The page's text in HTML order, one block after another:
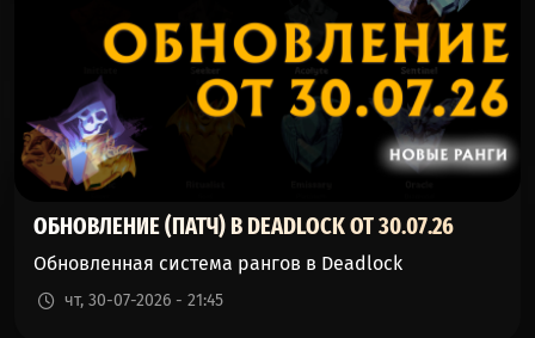
ОБНОВЛЕНИЕ (ПАТЧ) В DEADLOCK ОТ 30.07.26
Обновленная система рангов в Deadlock
чт, 30-07-2026 - 21:45